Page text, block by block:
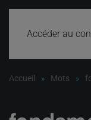
Accéder au
Accueil Mots